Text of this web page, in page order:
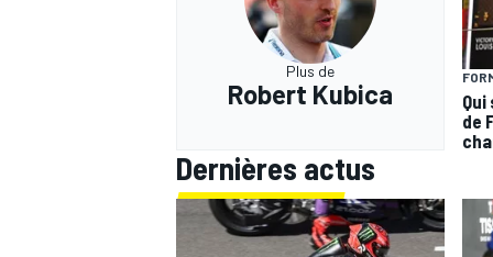
Plus de
Robert Kubica
de
Dernières actus